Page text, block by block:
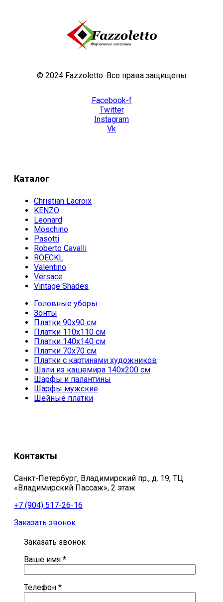
© 2024 Fazzoletto. Все права защищены
Facebook-f
Twitter
Instagram
Vk
Каталог
Christian Lacroix
KENZO
Leonard
Moschino
Pasotti
Roberto Cavalli
ROECKL
Valentino
Versace
Vintage Shades
Головные уборы
Зонты
Платки 90х90 см
Платки 110х110 см
Платки 140х140 см
Платки 70х70 см
Платки с картинами художников
Шали из кашемира 140х200 см
Шарфы и палантины
Шарфы мужские
Шейные платки
Контакты
Санкт-Петербург, Владимирский пр., д. 19, ТЦ
«Владимирский Пассаж», 2 этаж
+7 (904) 517-26-16
Заказать звонок
Заказать звонок
Ваше имя *
Телефон *